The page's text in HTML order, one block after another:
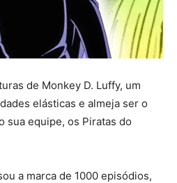
de Monkey D. Luffy, um
elásticas e almeja ser o
sua equipe, os Piratas do
a marca de 1000 episódios,